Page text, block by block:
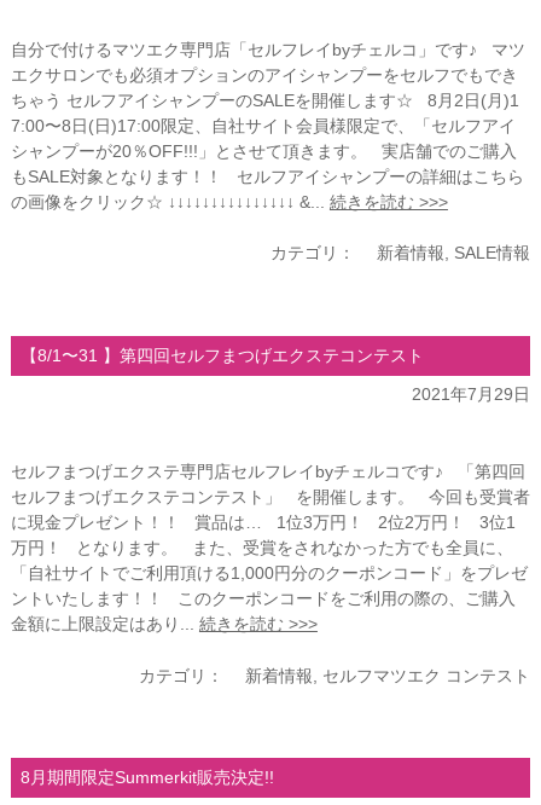
自分で付けるマツエク専門店「セルフレイbyチェルコ」です♪ マツ
エクサロンでも必須オプションのアイシャンプーをセルフでもでき
ちゃう セルフアイシャンプーのSALEを開催します☆ 8月2日(月)1
7:00〜8日(日)17:00限定、自社サイト会員様限定で、「セルフアイ
シャンプーが20％OFF!!!」とさせて頂きます。 実店舗でのご購入
もSALE対象となります！！ セルフアイシャンプーの詳細はこちら
の画像をクリック☆ ↓↓↓↓↓↓↓↓↓↓↓↓↓↓↓ &... 続きを読む >>>
カテゴリ： 新着情報, SALE情報
【8/1〜31 】第四回セルフまつげエクステコンテスト
2021年7月29日
セルフまつげエクステ専門店セルフレイbyチェルコです♪ 「第四回
セルフまつげエクステコンテスト」 を開催します。 今回も受賞者
に現金プレゼント！！ 賞品は… 1位3万円！ 2位2万円！ 3位1
万円！ となります。 また、受賞をされなかった方でも全員に、
「自社サイトでご利用頂ける1,000円分のクーポンコード」をプレゼ
ントいたします！！ このクーポンコードをご利用の際の、ご購入
金額に上限設定はあり... 続きを読む >>>
カテゴリ： 新着情報 セルフマツエク コンテスト
8月期間限定Summerkit販売決定!!